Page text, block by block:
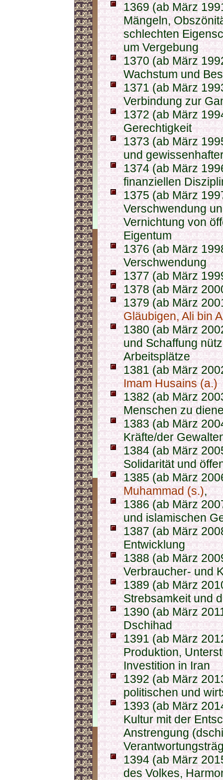
1369 (ab März
Mängeln,
schlechten
um Vergebung
1370 (ab März
Wachstum und
1371 (ab März
Verbindung zur
1372 (ab März
Gerechtigkeit
1373 (ab März
und
1374 (ab März
finanziellen
1375 (ab März
Verschwendung
Vernichtung von
Eigentum
1376 (ab März
Verschwendung
1377 (ab März
1378 (ab März
1379 (ab März
Gläubigen, Ali bin
1380 (ab März
und Schaffung
Arbeitsplätze
1381 (ab März
Imam Husains (a.)
1382 (ab März
Menschen zu
1383 (ab März
Kräfte/der
1384 (ab März
Solidarität und
1385 (ab März
Muhammad (s.),
1386 (ab März
und islamischen
1387 (ab März
Entwicklung
1388 (ab März
Verbraucher- und
1389 (ab März
Strebsamkeit und
1390 (ab März
Dschihad
1391 (ab März
Produktion,
Investition in Iran
1392 (ab März
politischen und
1393 (ab März
Kultur mit der
Anstrengung
1394 (ab März
des Volkes,